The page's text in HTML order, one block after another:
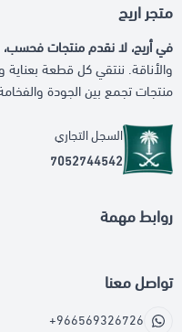
متجر اريج
في أريج، لا نقدم منتجات فحسب،
والأناقة. ننتقي كل قطعة بعناية
منتجات تجمع بين الجودة
السجل التجاري
7052744542
روابط مهمة
تواصل معنا
+966569326726